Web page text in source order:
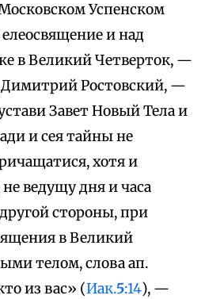
Успенском
и над
в Великий Четверток, —
Димитрий Ростовский, —
Завет Новый Тела и
и сея тайны не
хотя и
ведущу дня и часа
стороны, при
в Великий
телом, слова ап.
из вас» (Иак.5:14), —